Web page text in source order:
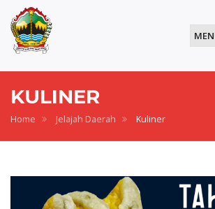
KULINER
Home Jelajah Daerah Kuliner